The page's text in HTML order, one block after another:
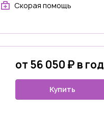
Скорая помощь
от 56 050 ₽ в год
Купить